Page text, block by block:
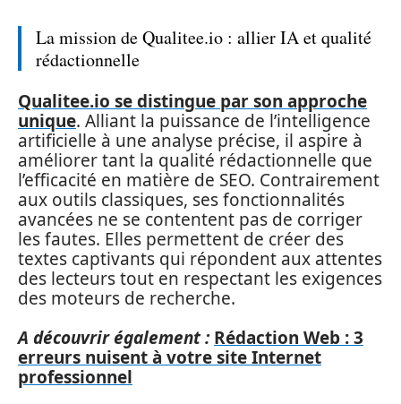
La mission de Qualitee.io : allier IA et qualité
rédactionnelle
Qualitee.io se distingue par son approche
unique. Alliant la puissance de l’intelligence
artificielle à une analyse précise, il aspire à
améliorer tant la qualité rédactionnelle que
l’efficacité en matière de SEO. Contrairement
aux outils classiques, ses fonctionnalités
avancées ne se contentent pas de corriger
les fautes. Elles permettent de créer des
textes captivants qui répondent aux attentes
des lecteurs tout en respectant les exigences
des moteurs de recherche.
A découvrir également : Rédaction Web : 3
erreurs nuisent à votre site Internet
professionnel